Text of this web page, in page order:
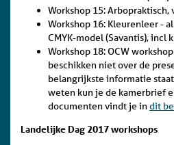
Workshop 15:
Workshop 16: Kleurenleer -
CMYK-model (Savantis), incl
Workshop 18: OCW
beschikken niet over de
belangrijkste informatie
weten kun je de kamerbrief
documenten vindt je indit
Landelijke Dag 2017 workshops